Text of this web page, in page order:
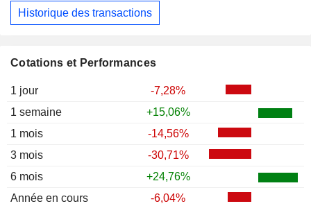
Cotations et Performances
1 jour
-7,28%
1 semaine
+15,06%
1 mois
-14,56%
3 mois
-30,71%
6 mois
+24,76%
Année en cours
-6,04%
Historique des transactions